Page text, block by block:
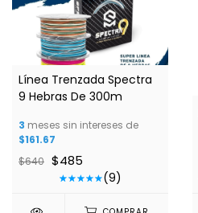
1/10
Línea Trenzada Spectra
9 Hebras De 300m
3 meses sin intereses de
$161.67
$640 $485
(9)